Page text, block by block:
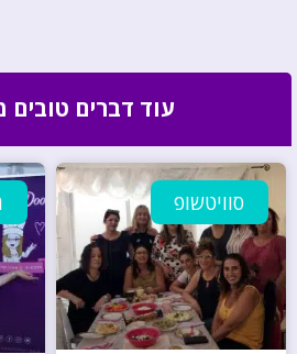
עוד דברים טובים
סוויטשופ